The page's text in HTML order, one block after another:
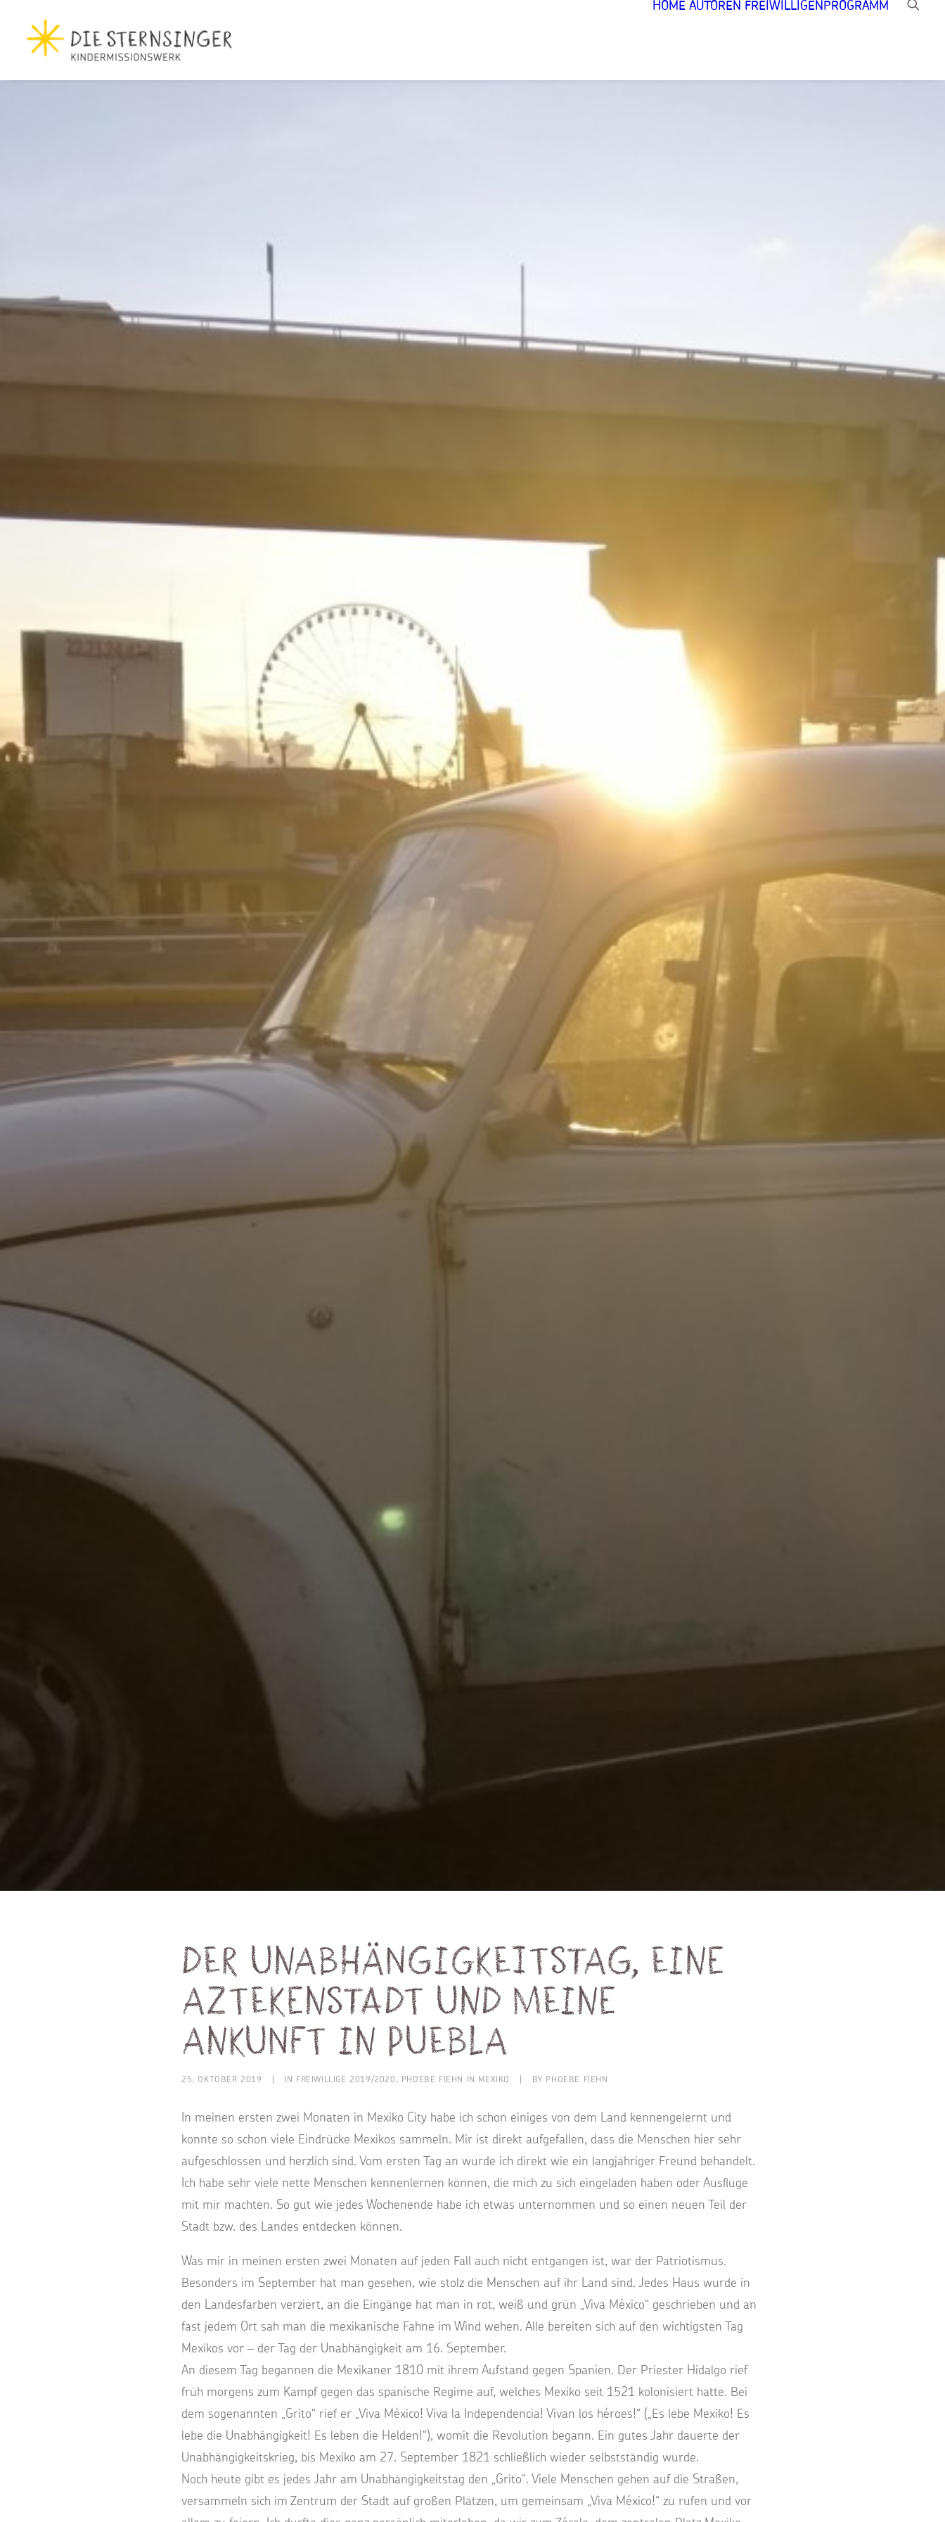
HOME AUTOREN FREIWILLIGENPROGRAMM
Der Unabhängigkeitstag, eine
Aztekenstadt und meine
Ankunft in Puebla
25. OKTOBER 2019 IN FREIWILLIGE 2019/2020 , PHOEBE FIEHN IN MEXIKO BY PHOEBE FIEHN
In meinen ersten zwei Monaten in Mexiko City habe ich schon einiges von dem Land kennengelernt und
konnte so schon viele Eindrücke Mexikos sammeln. Mir ist direkt aufgefallen, dass die Menschen hier sehr
aufgeschlossen und herzlich sind. Vom ersten Tag an wurde ich direkt wie ein langjähriger Freund behandelt.
Ich habe sehr viele nette Menschen kennenlernen können, die mich zu sich eingeladen haben oder Ausflüge
mit mir machten. So gut wie jedes Wochenende habe ich etwas unternommen und so einen neuen Teil der
Stadt bzw. des Landes entdecken können.
Was mir in meinen ersten zwei Monaten auf jeden Fall auch nicht entgangen ist, war der Patriotismus.
Besonders im September hat man gesehen, wie stolz die Menschen auf ihr Land sind. Jedes Haus wurde in
den Landesfarben verziert, an die Eingänge hat man in rot, weiß und grün „Viva México“ geschrieben und an
fast jedem Ort sah man die mexikanische Fahne im Wind wehen. Alle bereiten sich auf den wichtigsten Tag
Mexikos vor – der Tag der Unabhängigkeit am 16. September.
An diesem Tag begannen die Mexikaner 1810 mit ihrem Aufstand gegen Spanien. Der Priester Hidalgo rief
früh morgens zum Kampf gegen das spanische Regime auf, welches Mexiko seit 1521 kolonisiert hatte. Bei
dem sogenannten „Grito“ rief er „Viva México! Viva la Independencia! Vivan los héroes!“ („Es lebe Mexiko! Es
lebe die Unabhängigkeit! Es leben die Helden!“), womit die Revolution begann. Ein gutes Jahr dauerte der
Unabhängigkeitskrieg, bis Mexiko am 27. September 1821 schließlich wieder selbstständig wurde.
Noch heute gibt es jedes Jahr am Unabhängigkeitstag den „Grito“. Viele Menschen gehen auf die Straßen,
versammeln sich im Zentrum der Stadt auf großen Plätzen, um gemeinsam „Viva México!“ zu rufen und vor